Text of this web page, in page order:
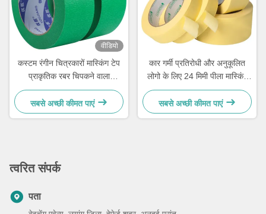
वीडियो
कस्टम रंगीन चित्रकारों मास्किंग टेप
प्राकृतिक रबर चिपकने वाला
140mic-160mic
सबसे अच्छी कीमत पाएं
कार गर्मी प्रतिरोधी और अनुकूलित
लोगो के लिए 24 मिमी पीला मास्किंग
टेप
सबसे अच्छी कीमत पाएं
त्वरित संपर्क
पता